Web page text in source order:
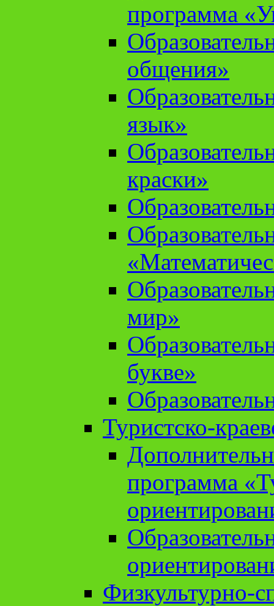
программа
общения»
язык»
краски»
мир»
букве»
Туристско-
программа
Физкультурно-